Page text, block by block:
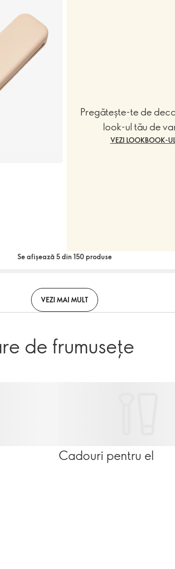
Pregătește-te de
look-ul tău de
VEZI LOOKBOOK-
Se afișează 5 din 150 produse
VEZI MAI MULT
de frumusețe
Cadouri pentru el